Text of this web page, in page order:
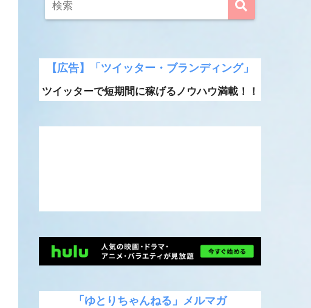
【広告】「ツイッター・ブランディング」
ツイッターで短期間に稼げるノウハウ満載！！
「ゆとりちゃんねる」メルマガ